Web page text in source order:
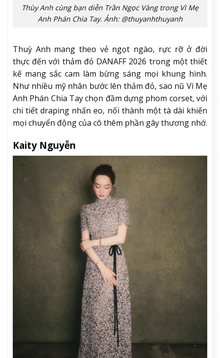
Thùy Anh cùng bạn diễn Trần Ngọc Vàng trong Vì Mẹ
Anh Phán Chia Tay. Ảnh: @thuyanhthuyanh
Thuỳ Anh mang theo vẻ ngọt ngào, rực rỡ ở đời
thực đến với thảm đỏ DANAFF 2026 trong một thiết
kế mang sắc cam làm bừng sáng mọi khung hình.
Như nhiều mỹ nhân bước lên thảm đỏ, sao nũ Vì Mẹ
Anh Phán Chia Tay chọn đầm dựng phom corset, với
chi tiết draping nhấn eo, nối thành một tà dài khiến
mọi chuyển động của cô thêm phần gây thương nhớ.
Kaity Nguyễn